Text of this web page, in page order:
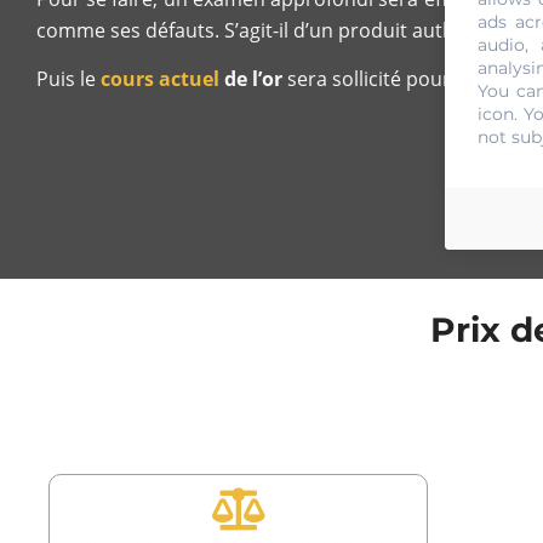
comme ses défauts. S’agit-il d’un produit authentique
Puis lecours actuel de l’or sera sollicité pour pouvoir
Prix
ads
audio,
You
icon.
not